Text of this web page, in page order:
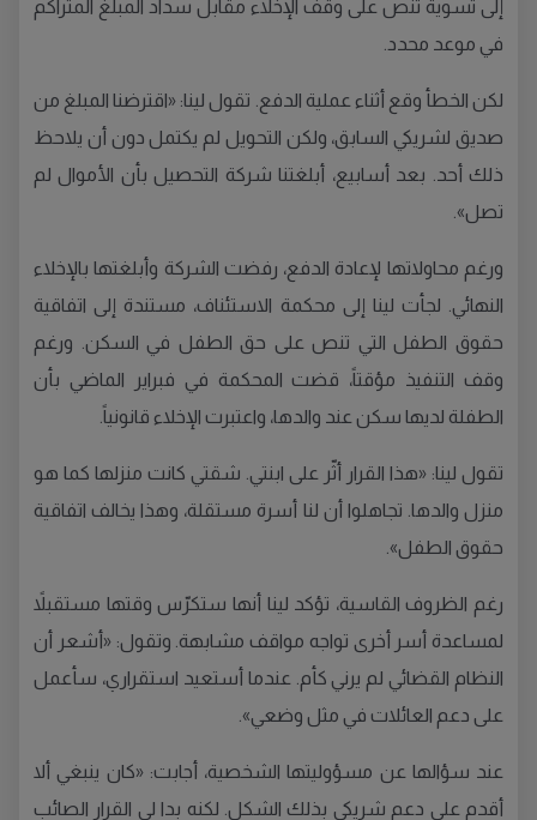
إلى تسوية تنص على وقف الإخلاء مقابل سداد المبلغ المتراكم
في موعد محدد.
لكن الخطأ وقع أثناء عملية الدفع. تقول لينا: «اقترضنا المبلغ من
صديق لشريكي السابق، ولكن التحويل لم يكتمل دون أن يلاحظ
ذلك أحد. بعد أسابيع، أبلغتنا شركة التحصيل بأن الأموال لم
تصل».
ورغم محاولاتها لإعادة الدفع، رفضت الشركة وأبلغتها بالإخلاء
النهائي. لجأت لينا إلى محكمة الاستئناف، مستندة إلى اتفاقية
حقوق الطفل التي تنص على حق الطفل في السكن. ورغم
وقف التنفيذ مؤقتاً، قضت المحكمة في فبراير الماضي بأن
الطفلة لديها سكن عند والدها، واعتبرت الإخلاء قانونياً.
تقول لينا: «هذا القرار أثّر على ابنتي. شقتي كانت منزلها كما هو
منزل والدها. تجاهلوا أن لنا أسرة مستقلة، وهذا يخالف اتفاقية
حقوق الطفل».
رغم الظروف القاسية، تؤكد لينا أنها ستكرّس وقتها مستقبلاً
لمساعدة أسر أخرى تواجه مواقف مشابهة. وتقول: «أشعر أن
النظام القضائي لم يرني كأم. عندما أستعيد استقراري، سأعمل
على دعم العائلات في مثل وضعي».
عند سؤالها عن مسؤوليتها الشخصية، أجابت: «كان ينبغي ألا
أقدم على دعم شريكي بذلك الشكل. لكنه بدا لي القرار الصائب